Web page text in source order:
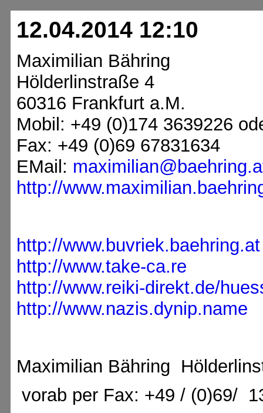
12.04.2014 12:10
Maximilian Bähring
Hölderlinstraße 4
60316 Frankfurt a.M.
Mobil: +49 (0)174 3639226
Fax: +49 (0)69 67831634
EMail:
http://
http://www.buvriek.baehring.at
http://www.take-ca.re
http://www.reiki-direkt.de/
http://www.nazis.dynip.name
Maximilian Bähring
vorab per Fax: +49 / (0)69/